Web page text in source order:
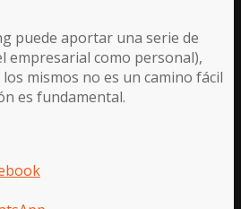
puede aportar una serie de
empresarial como personal),
mismos no es un camino fácil
es fundamental.